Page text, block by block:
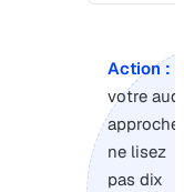
Action :
votre
approche,
ne lisez
pas dix